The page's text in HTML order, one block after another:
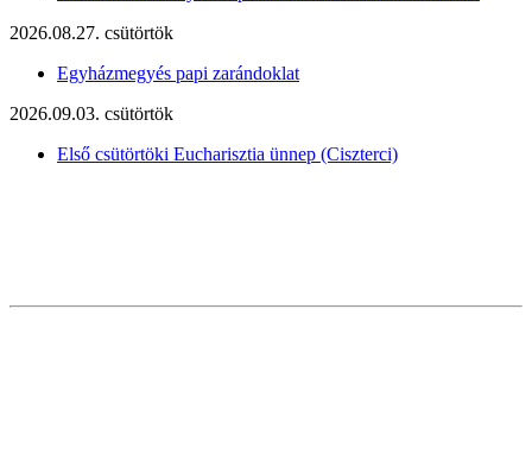
2026.08.27. csütörtök
Egyházmegyés papi zarándoklat
2026.09.03. csütörtök
Első csütörtöki Eucharisztia ünnep (Ciszterci)